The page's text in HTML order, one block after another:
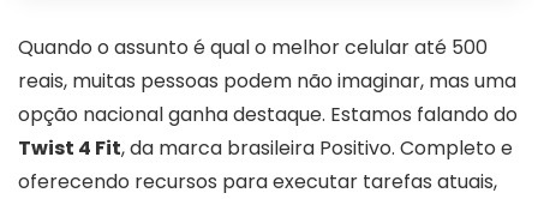
Quando o assunto é qual o melhor celular até 500
reais, muitas pessoas podem não imaginar, mas uma
opção nacional ganha destaque. Estamos falando do
Twist 4 Fit, da marca brasileira Positivo. Completo e
oferecendo recursos para executar tarefas atuais,